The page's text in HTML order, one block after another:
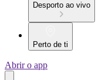
Desporto ao vivo
Perto de ti
Abrir o app